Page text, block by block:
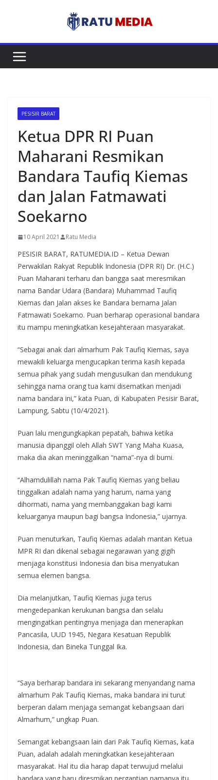
PESISIR BARAT
Ketua DPR RI Puan
Maharani Resmikan
Bandara Taufiq Kiemas
dan Jalan Fatmawati
Soekarno
10 April 2021 Ratu Media
PESISIR BARAT, RATUMEDIA.ID – Ketua Dewan
Perwakilan Rakyat Republik Indonesia (DPR RI) Dr. (H.C.)
Puan Maharani terharu dan bangga saat meresmikan
nama Bandar Udara (Bandara) Muhammad Taufiq
Kiemas dan Jalan akses ke Bandara bernama Jalan
Fatmawati Soekarno. Puan berharap operasional bandara
itu mampu meningkatkan kesejahteraan masyarakat.
“Sebagai anak dari almarhum Pak Taufiq Kiemas, saya
mewakili keluarga mengucapkan terima kasih kepada
semua pihak yang sudah mengusulkan dan mendukung
sehingga nama orang tua kami disematkan menjadi
nama bandara ini,” kata Puan, di Kabupaten Pesisir Barat,
Lampung, Sabtu (10/4/2021).
Puan lalu mengungkapkan pepatah, bahwa ketika
manusia dipanggil oleh Allah SWT Yang Maha Kuasa,
maka dia akan meninggalkan “nama”-nya di bumi.
“Alhamdulillah nama Pak Taufiq Kiemas yang beliau
tinggalkan adalah nama yang harum, nama yang
dihormati, nama yang membanggakan bagi kami
keluarganya maupun bagi bangsa Indonesia,” ujarnya.
Puan menuturkan, Taufiq Kiemas adalah mantan Ketua
MPR RI dan dikenal sebagai negarawan yang gigih
menjaga konstitusi Indonesia dan bisa menyatukan
semua elemen bangsa.
Dia melanjutkan, Taufiq Kiemas juga terus
mengedepankan kerukunan bangsa dan selalu
mengingatkan pentingnya menjaga dan menerapkan
Pancasila, UUD 1945, Negara Kesatuan Republik
Indonesia, dan Bineka Tunggal Ika.
“Saya berharap bandara ini sekarang menyandang nama
almarhum Pak Taufiq Kiemas, maka bandara ini turut
berperan dalam menjaga semangat kebangsaan dari
Almarhum,” ungkap Puan.
Semangat kebangsaan lain dari Pak Taufiq Kiemas, kata
Puan, adalah adalah meningkatkan kesejahteraan
masyarakat. Hal itu dia harap dapat terwujud melalui